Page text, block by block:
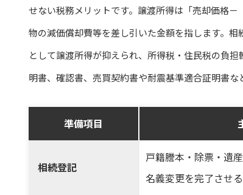
せない税務メリットです。譲渡所得は「売却価格
物の減価償却費等を差し引いた金額を指します。
として譲渡所得が抑えられ、所得税・住民税の負
明書、確認書、売買契約書や耐震基準適合証明書な
準備項目
相続登記
戸籍謄本・除票・遺
名義変更を完了させる